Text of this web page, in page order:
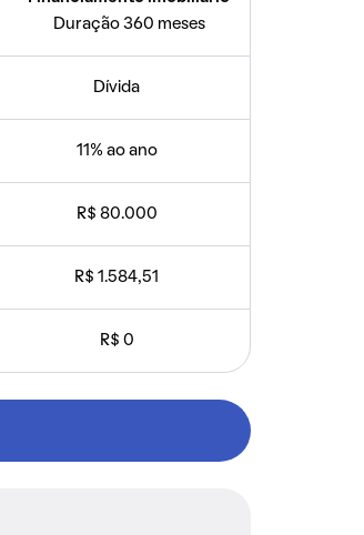
Duração 360 meses
Dívida
11% ao ano
R$ 80.000
R$ 1.584,51
R$ 0